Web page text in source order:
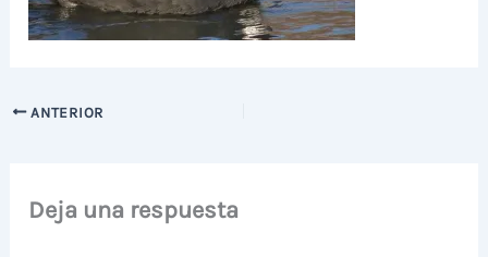
ANTERIOR
Deja una respuesta